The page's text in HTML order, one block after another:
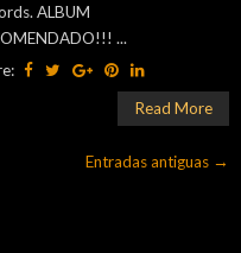
ALBUM
...
Read More
Entradas antiguas →